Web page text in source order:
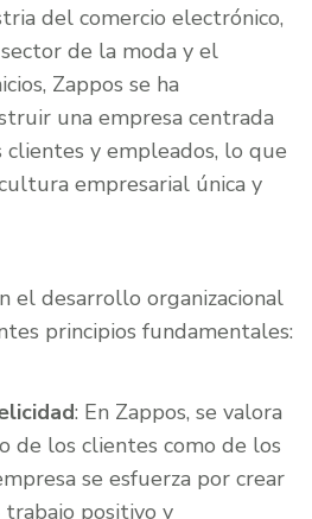
del comercio electrónico,
de la moda y el
Zappos se ha
una empresa centrada
y empleados, lo que
empresarial única y
el desarrollo organizacional
principios fundamentales:
: En Zappos, se valora
de los clientes como de los
se esfuerza por crear
positivo y